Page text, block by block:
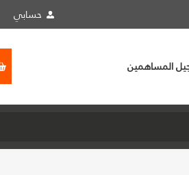
حسابي
المساهمين